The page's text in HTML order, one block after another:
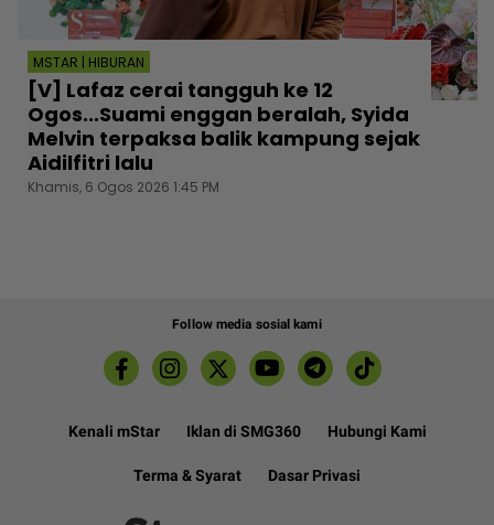
MSTAR | HIBURAN
[V] Lafaz cerai tangguh ke 12
Ogos...Suami enggan beralah, Syida
Melvin terpaksa balik kampung sejak
Aidilfitri lalu
Khamis, 6 Ogos 2026 1:45 PM
Follow media sosial kami
Kenali mStar Iklan di SMG360 Hubungi Kami
Terma & Syarat Dasar Privasi